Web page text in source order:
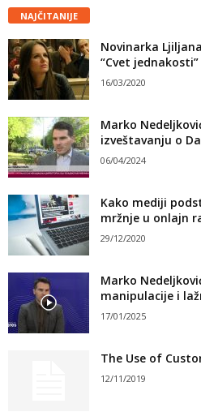
NAJČITANIJE
Novinarka
“Cvet
16/03/2020
Marko
izveštavanju o
06/04/2024
Kako mediji
mržnje u onlajn
29/12/2020
Marko
manipulacije i
17/01/2025
The Use of
12/11/2019